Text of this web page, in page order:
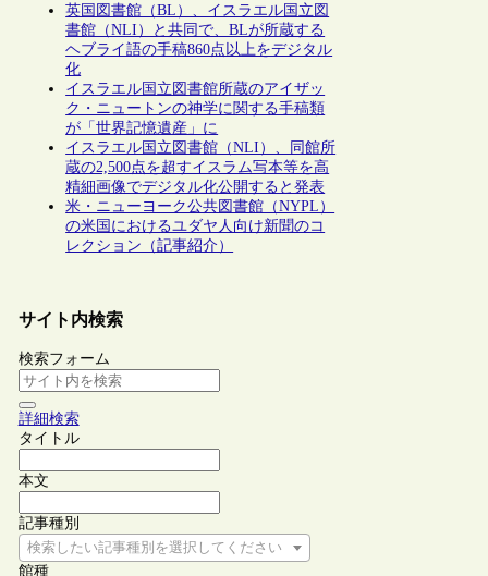
英国図書館（BL）、イスラエル国立図
書館（NLI）と共同で、BLが所蔵する
ヘブライ語の手稿860点以上をデジタル
化
イスラエル国立図書館所蔵のアイザッ
ク・ニュートンの神学に関する手稿類
が「世界記憶遺産」に
イスラエル国立図書館（NLI）、同館所
蔵の2,500点を超すイスラム写本等を高
精細画像でデジタル化公開すると発表
米・ニューヨーク公共図書館（NYPL）
の米国におけるユダヤ人向け新聞のコ
レクション（記事紹介）
サイト内検索
検索フォーム
詳細検索
タイトル
本文
記事種別
検索したい記事種別を選択してください
館種